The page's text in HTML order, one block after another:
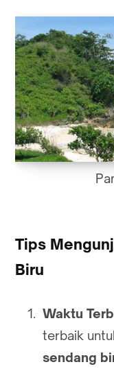
Tips
Biru
Waktu
terbaik
sendang